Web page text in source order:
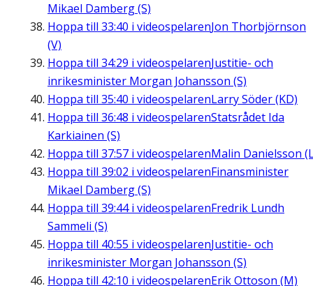
Mikael Damberg (S)
Hoppa till 33:40 i videospelarenJon Thorbjörnson
(V)
Hoppa till 34:29 i videospelarenJustitie- och
inrikesminister Morgan Johansson (S)
Hoppa till 35:40 i videospelarenLarry Söder (KD)
Hoppa till 36:48 i videospelarenStatsrådet Ida
Karkiainen (S)
Hoppa till 37:57 i videospelarenMalin Danielsson
Hoppa till 39:02 i videospelarenFinansminister
Mikael Damberg (S)
Hoppa till 39:44i videospelarenFredrik Lundh
Sammeli (S)
Hoppa till 40:55 i videospelarenJustitie- och
inrikesminister Morgan Johansson (S)
Hoppa till 42:10 i videospelarenErik Ottoson (M)